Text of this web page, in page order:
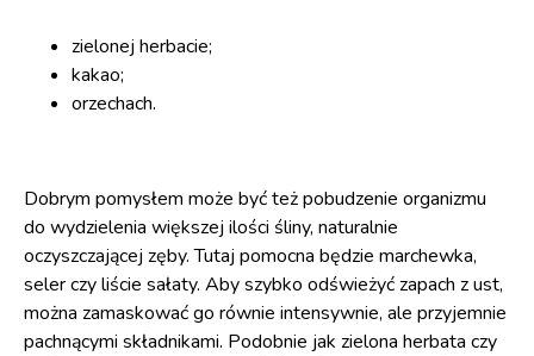
zielonej herbacie;
kakao;
orzechach.
Dobrym pomysłem może być też pobudzenie organizmu
do wydzielenia większej ilości śliny, naturalnie
oczyszczającej zęby. Tutaj pomocna będzie marchewka,
seler czy liście sałaty. Aby szybko odświeżyć zapach z ust,
można zamaskować go równie intensywnie, ale przyjemnie
pachnącymi składnikami. Podobnie jak zielona herbata czy